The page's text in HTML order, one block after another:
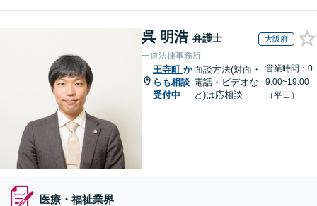
呉 明浩 弁護士 大阪府
一道法律事務所
王寺町 か
らも相談
受付中
面談方法(対面・
電話・ビデオな
ど)は応相談
営業時間：0
9:00~19:00
（平日）
医療・福祉業界